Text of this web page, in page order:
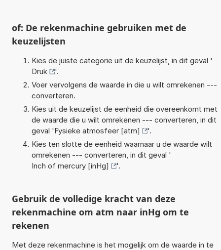
of: De rekenmachine gebruiken met de
keuzelijsten
Kies de juiste categorie uit de keuzelijst, in dit geval '
Druk
'.
Voer vervolgens de waarde in die u wilt omrekenen ---
converteren.
Kies uit de keuzelijst de eenheid die overeenkomt met
de waarde die u wilt omrekenen --- converteren, in dit
geval 'Fysieke atmosfeer [atm]
'.
Kies ten slotte de eenheid waarnaar u de waarde wilt
omrekenen --- converteren, in dit geval '
Inch of mercury [inHg]
'.
Gebruik de volledige kracht van deze
rekenmachine om atm naar inHg om te
rekenen
Met deze rekenmachine is het mogelijk om de waarde in te